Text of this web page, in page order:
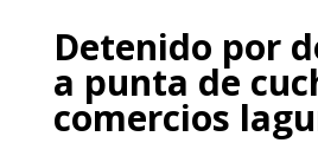
Detenido por
a punta de
comercios